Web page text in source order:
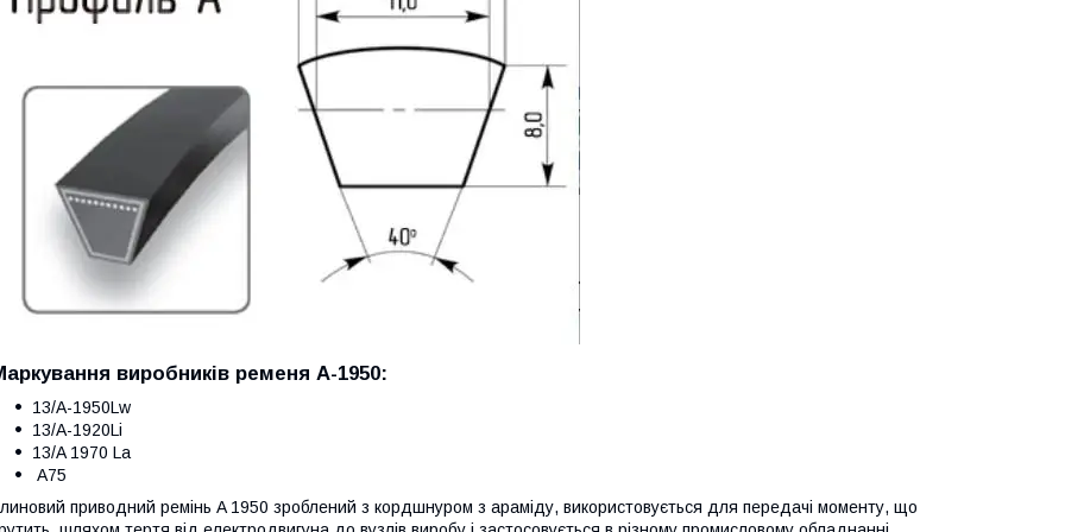
виробників ременя А-1950:
13/A-1950Lw
13/A-1920Li
13/A 1970 La
A75
приводний ремінь A 1950 зроблений з кордшнуром з араміду, використовується для передачі моменту, що